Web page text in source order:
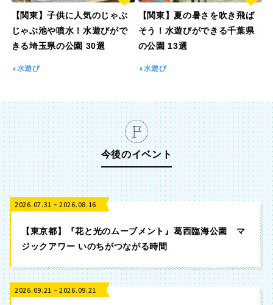
【関東】子供に人気のじゃぶ
じゃぶ池や噴水！水遊びがで
きる埼玉県の公園 30選
水遊び
【関東】夏の暑さを吹き飛ば
そう！水遊びができる千葉県
の公園 13選
水遊び
今後のイベント
2026.07.31 ~ 2026.08.16
【東京都】『花と光のムーブメント』葛西臨海公園 マ
ジックアワー いのちがつながる時間
2026.09.21 ~ 2026.09.21